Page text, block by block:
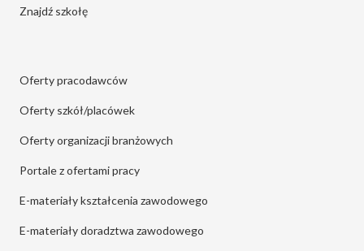
Znajdź szkołę
Oferty pracodawców
Oferty szkół/placówek
Oferty organizacji branżowych
Portale z ofertami pracy
E-materiały kształcenia zawodowego
E-materiały doradztwa zawodowego